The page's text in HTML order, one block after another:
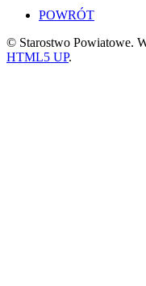
POWRÓT
© Starostwo Powiatowe.
HTML5 UP.